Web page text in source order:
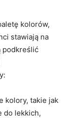
kolorów,
stawiają na
podkreślić
kolory, takie jak
do lekkich,